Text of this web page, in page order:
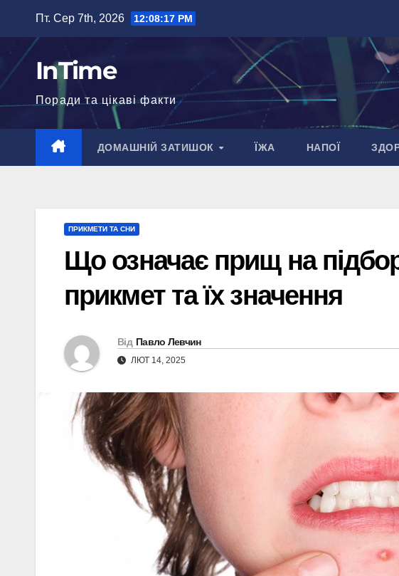
вмісту
Пт. Сер 7th, 2026 12:08:18 PM
InTime
Поради та цікаві факти
ДОМАШНІЙ ЗАТИШОК ЇЖА НАПОЇ
ПРИКМЕТИ ТА СНИ
Що означає прищ на
прикмет та їх значення
Від Павло Левчин
ЛЮТ 14, 2025